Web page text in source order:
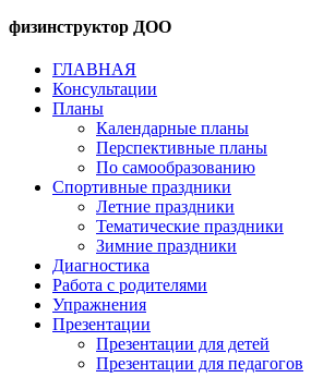
физинструктор ДОО
ГЛАВНАЯ
Консультации
Планы
Календарные планы
Перспективные планы
По самообразованию
Спортивные праздники
Летние праздники
Тематические праздники
Зимние праздники
Диагностика
Работа с родителями
Упражнения
Презентации
Презентации для детей
Презентации для педагогов